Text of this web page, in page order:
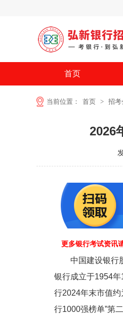
首页
当前位置： 首页 > 招考
2026
更多银行考试资讯
中国建设银行股
银行成立于1954
行2024年末市值
行1000强榜单”第